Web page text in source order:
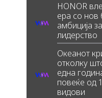
HONOR
ера со нов
амбиција
лидерство
Океанот
отколку
една
повеќе од
видови